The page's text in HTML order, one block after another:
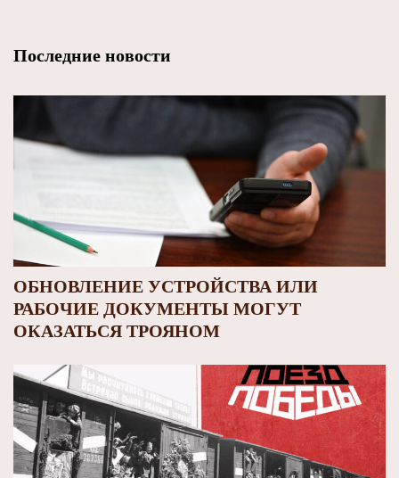
Последние новости
ОБНОВЛЕНИЕ УСТРОЙСТВА ИЛИ
РАБОЧИЕ ДОКУМЕНТЫ МОГУТ
ОКАЗАТЬСЯ ТРОЯНОМ